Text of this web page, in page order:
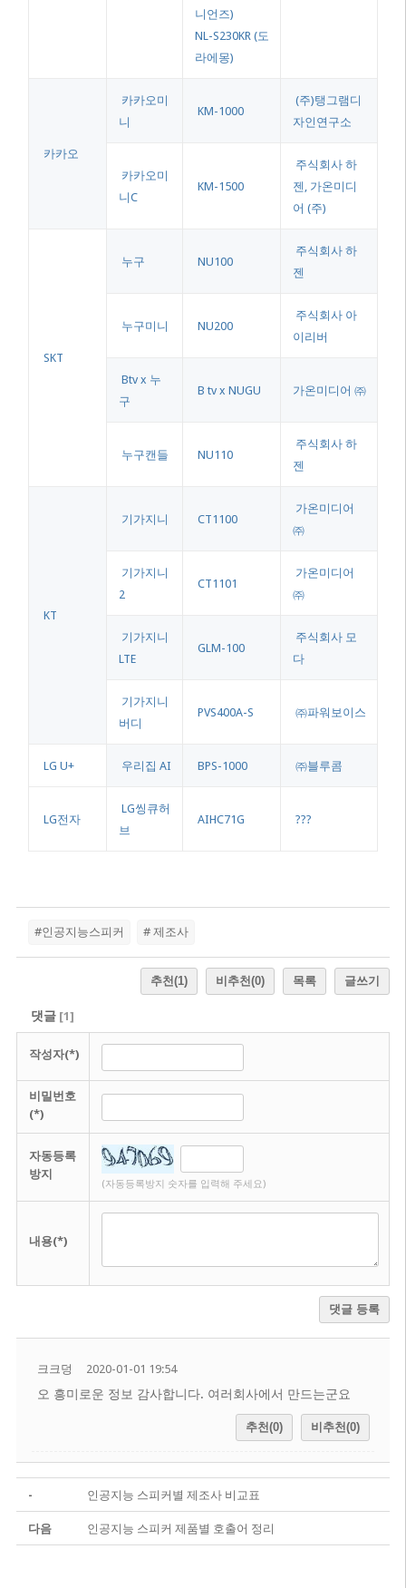
니언즈)
NL-S230KR (도
라에몽)
카카오
카카오미
니
KM-1000
(주)탱그램디
자인연구소
카카오미
니C
KM-1500
주식회사 하
젠, 가온미디
어 (주)
SKT
누구 NU100
주식회사 하
젠
누구미니 NU200
주식회사 아
이리버
Btv x 누
구
B tv x NUGU 가온미디어 ㈜
누구캔들 NU110
주식회사 하
젠
KT
기가지니 CT1100
가온미디어
㈜
기가지니
2
CT1101
가온미디어
㈜
기가지니
LTE
GLM-100
주식회사 모
다
기가지니
버디
PVS400A-S ㈜파워보이스
LG U+ 우리집 AI BPS-1000 ㈜블루콤
LG전자
LG씽큐허
브
AIHC71G ???
#인공지능스피커 # 제조사
추천(1) 비추천(0) 목록 글쓰기
댓글[1]
작성자(*)
비밀번호
(*)
자동등록
방지
(자동등록방지 숫자를 입력해 주세요)
내용(*)
댓글 등록
크크덩 2020-01-01 19:54
오 흥미로운 정보 감사합니다. 여러회사에서 만드는군요
추천(0) 비추천(0)
- 인공지능 스피커별 제조사 비교표
다음 인공지능 스피커 제품별 호출어 정리